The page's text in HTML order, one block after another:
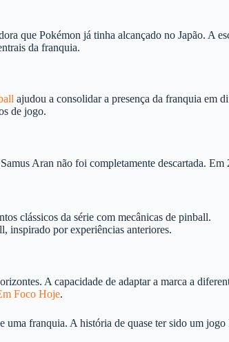
que Pokémon já tinha alcançado no Japão. A
da franquia.
ajudou a consolidar a presença da franquia em
de jogo.
Aran não foi completamente descartada.
clássicos da série com mecânicas de pinball.
inspirado por experiências anteriores.
A capacidade de adaptar a marca a
Foco Hoje.
franquia. A história de quase ter sido um